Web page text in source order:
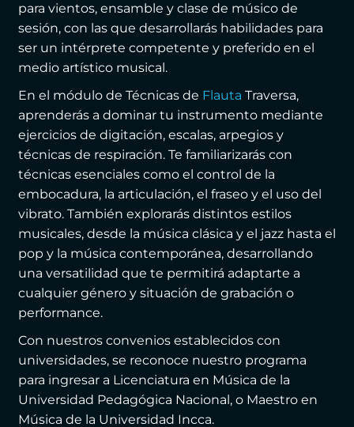
para vientos, ensamble y clase de músico de
sesión, con las que desarrollarás habilidades para
ser un intérprete competente y preferido en el
medio artístico musical.
En el módulo de Técnicas de Flauta Traversa,
aprenderás a dominar tu instrumento mediante
ejercicios de digitación, escalas, arpegios y
técnicas de respiración. Te familiarizarás con
técnicas esenciales como el control de la
embocadura, la articulación, el fraseo y el uso del
vibrato. También explorarás distintos estilos
musicales, desde la música clásica y el jazz hasta el
pop y la música contemporánea, desarrollando
una versatilidad que te permitirá adaptarte a
cualquier género y situación de grabación o
performance.
Con nuestros convenios establecidos con
universidades, se reconoce nuestro programa
para ingresar a Licenciatura en Música de la
Universidad Pedagógica Nacional, o Maestro en
Música de la Universidad Incca.